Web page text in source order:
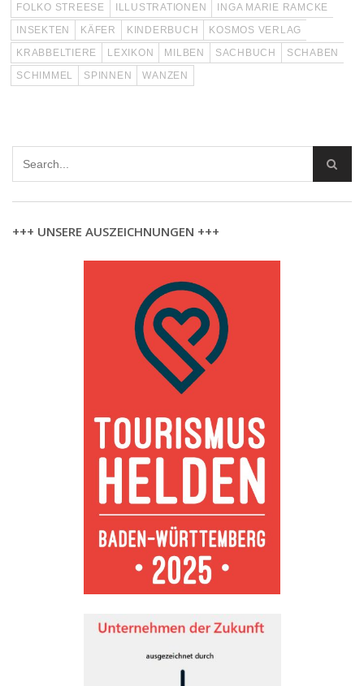
FOLKO STREESE
ILLUSTRATIONEN
INGA MARIE RAMCKE
INSEKTEN
KÄFER KINDERBUCH
KOSMOS VERLAG
KRABBELTIERE
LEXIKON MILBEN SACHBUCH
SCHABEN
SCHIMMEL
SPINNEN WANZEN
+++ UNSERE AUSZEICHNUNGEN +++